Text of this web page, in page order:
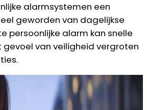
alarmsystemen een
geworden van dagelijkse
persoonlijke alarm kan snelle
gevoel van veiligheid vergroten